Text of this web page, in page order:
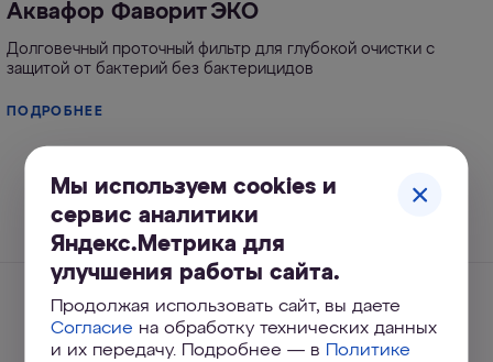
Аквафор Фаворит ЭКО
Долговечный проточный фильтр для глубокой очистки с
защитой от бактерий без бактерицидов
ПОДРОБНЕЕ
Похожие статьи
Мы используем cookies и
сервис аналитики
Яндекс.Метрика для
улучшения работы сайта.
Продолжая использовать сайт, вы даете
Согласие на обработку технических данных
и их передачу. Подробнее — в Политике